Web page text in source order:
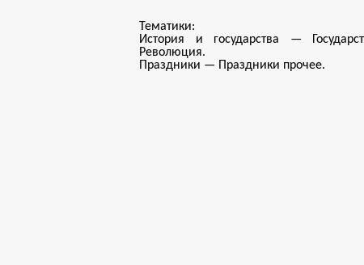
Тематики:
История и государства —
Революция.
Праздники — Праздники прочее.